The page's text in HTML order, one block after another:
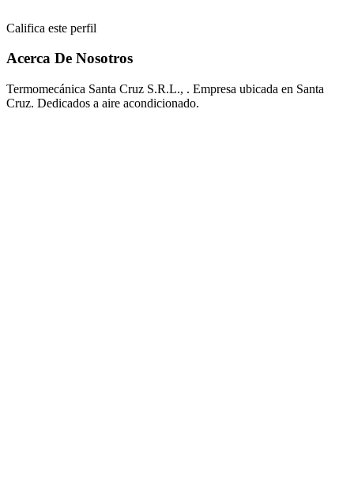
Califica este perfil
Acerca De Nosotros
Termomecánica Santa Cruz S.R.L., . Empresa ubicada en Santa
Cruz. Dedicados a aire acondicionado.